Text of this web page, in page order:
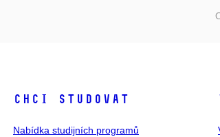
CHCI STUDOVAT
Nabídka studijních programů